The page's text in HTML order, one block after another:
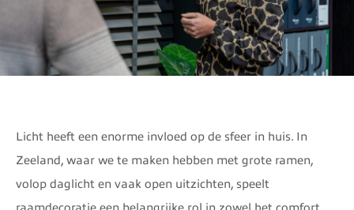
Licht heeft een enorme invloed op de sfeer in huis. In
Zeeland, waar we te maken hebben met grote ramen,
volop daglicht en vaak open uitzichten, speelt